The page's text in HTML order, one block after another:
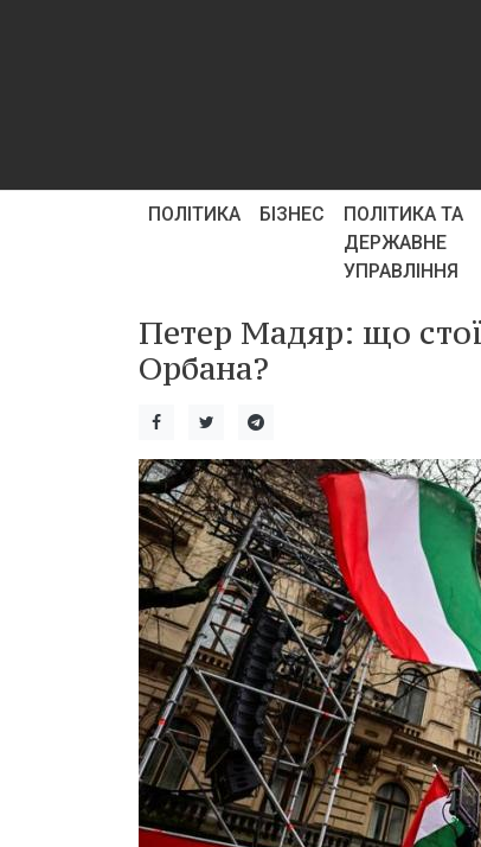
ПОЛІТИКА БІЗНЕС
ПОЛІТИКА ТА
ДЕРЖАВНЕ
УПРАВЛІННЯ
Петер Мадяр: що
Орбана?